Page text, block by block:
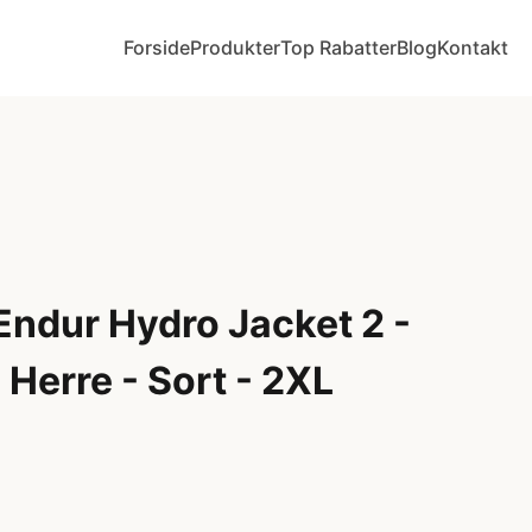
ForsideProdukterTop RabatterBlogKontakt
Hydro Jacket 2 -
- Sort - 2XL